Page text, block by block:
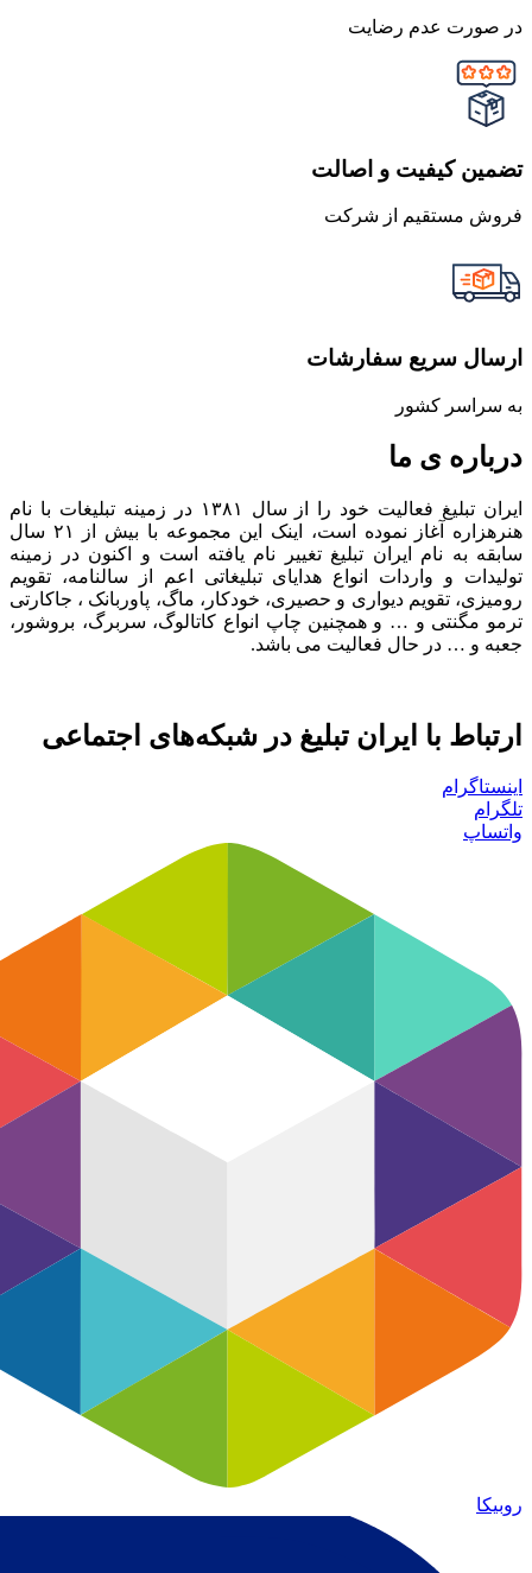
در صورت عدم رضایت
تضمین کیفیت و اصالت
فروش مستقیم از شرکت
ارسال سریع سفارشات
به سراسر کشور
درباره ی ما
ایران تبلیغ فعالیت خود را از سال ۱۳۸۱ در زمینه تبلیغات با نام
هنرهزاره آغاز نموده است، اینک این مجموعه با بیش از ۲۱ سال
سابقه به نام ایران تبلیغ تغییر نام یافته است و اکنون در زمینه
تولیدات و واردات انواع هدایای تبلیغاتی اعم از سالنامه، تقویم
رومیزی، تقویم دیواری و حصیری، خودکار، ماگ، پاوربانک ، جاکارتی
ترمو مگنتی و … و همچنین چاپ انواع کاتالوگ، سربرگ، بروشور،
جعبه و … در حال فعالیت می باشد.
ارتباط با ایران تبلیغ در شبکه‌های اجتماعی
اینستاگرام
تلگرام
واتساپ
روبیکا